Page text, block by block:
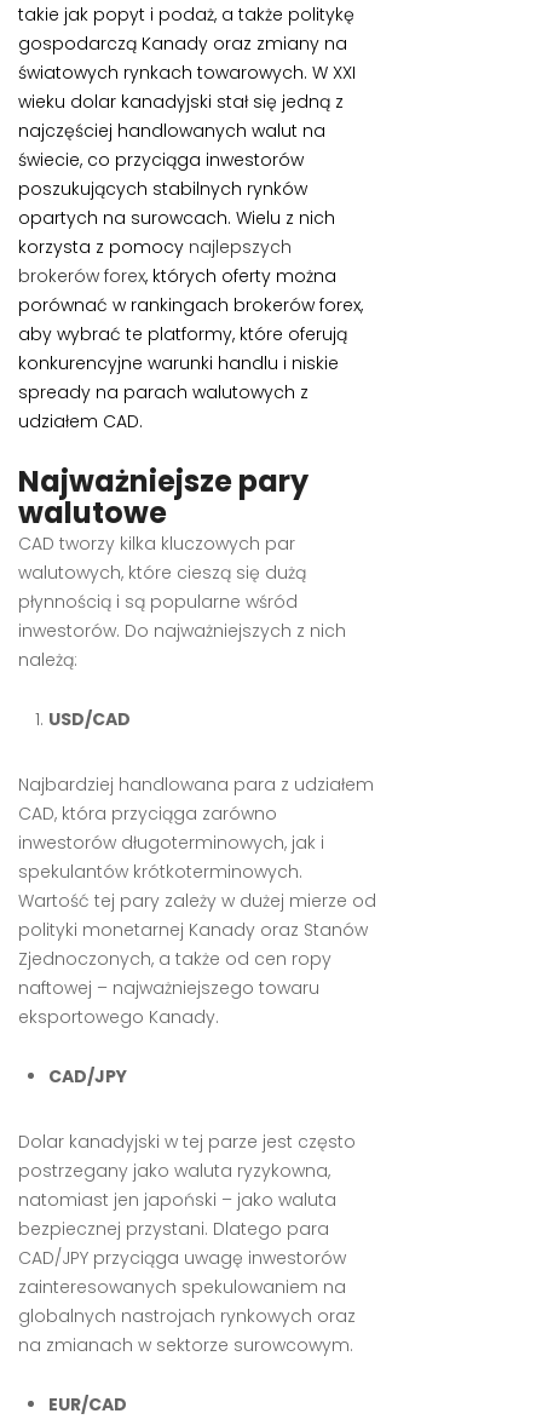
takie jak popyt i podaż, a także politykę
gospodarczą Kanady oraz zmiany na
światowych rynkach towarowych. W XXI
wieku dolar kanadyjski stał się jedną z
najczęściej handlowanych walut na
świecie, co przyciąga inwestorów
poszukujących stabilnych rynków
opartych na surowcach. Wielu z nich
korzysta z pomocy najlepszych
brokerów forex, których oferty można
porównać w rankingach brokerów forex,
aby wybrać te platformy, które oferują
konkurencyjne warunki handlu i niskie
spready na parach walutowych z
udziałem CAD.
Najważniejsze pary
walutowe
CAD tworzy kilka kluczowych par
walutowych, które cieszą się dużą
płynnością i są popularne wśród
inwestorów. Do najważniejszych z nich
należą:
USD/CAD
Najbardziej handlowana para z udziałem
CAD, która przyciąga zarówno
inwestorów długoterminowych, jak i
spekulantów krótkoterminowych.
Wartość tej pary zależy w dużej mierze od
polityki monetarnej Kanady oraz Stanów
Zjednoczonych, a także od cen ropy
naftowej – najważniejszego towaru
eksportowego Kanady.
CAD/JPY
Dolar kanadyjski w tej parze jest często
postrzegany jako waluta ryzykowna,
natomiast jen japoński – jako waluta
bezpiecznej przystani. Dlatego para
CAD/JPY przyciąga uwagę inwestorów
zainteresowanych spekulowaniem na
globalnych nastrojach rynkowych oraz
na zmianach w sektorze surowcowym.
EUR/CAD